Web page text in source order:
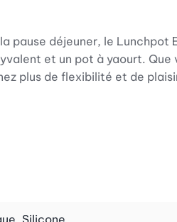
pause déjeuner, le Lunchpot
et un pot à yaourt. Que
plus de flexibilité et de
Silicone